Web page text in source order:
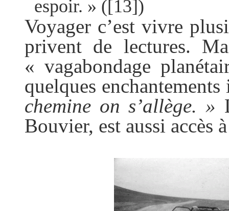
espoir. » ([13])
Voyager c’est vivre
privent de lectures.
« vagabondage
quelques
chemine on s’allège. »
Bouvier, est aussi accès